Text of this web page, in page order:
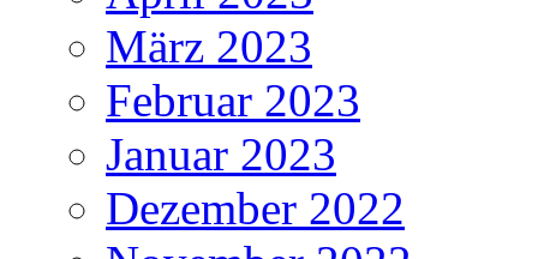
März 2023
Februar 2023
Januar 2023
Dezember 2022